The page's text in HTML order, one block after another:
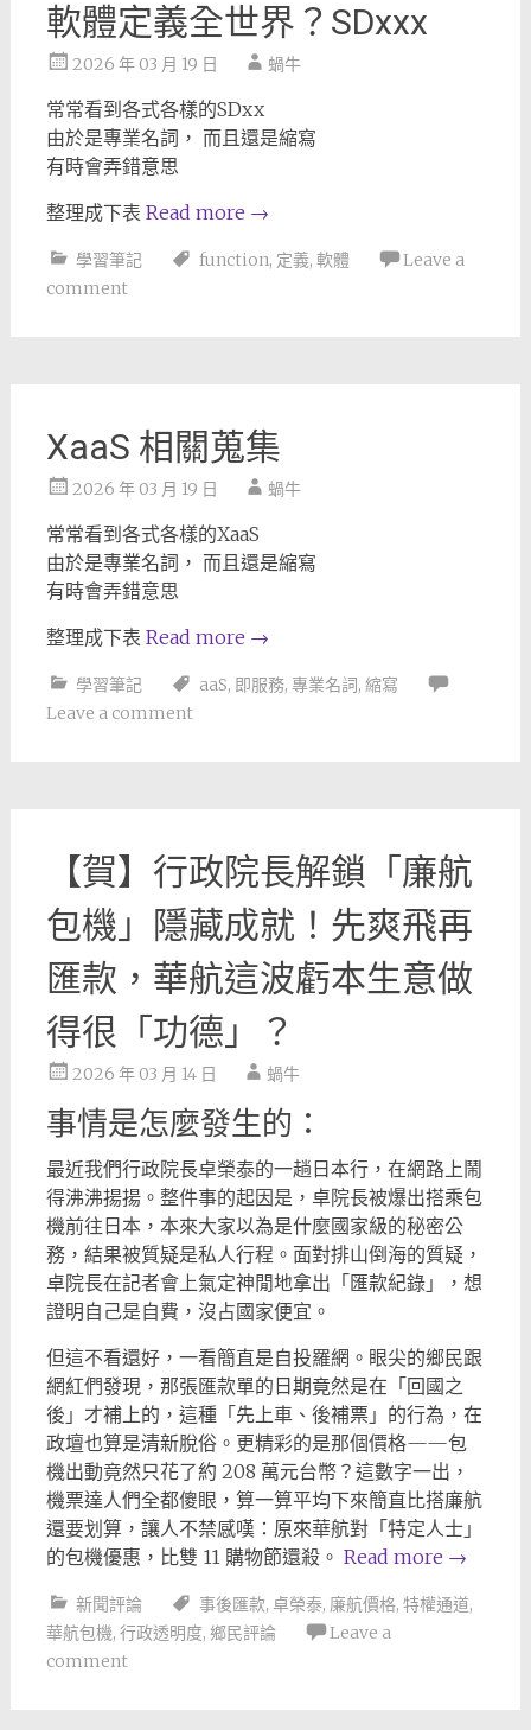
軟體定義全世界？SDxxx
2026 年 03 月 19 日 蝸牛
常常看到各式各樣的SDxx
由於是專業名詞， 而且還是縮寫
有時會弄錯意思
整理成下表 Read more →
學習筆記 function, 定義, 軟體
Leave a
comment
XaaS 相關蒐集
2026 年 03 月 19 日 蝸牛
常常看到各式各樣的XaaS
由於是專業名詞， 而且還是縮寫
有時會弄錯意思
整理成下表 Read more →
學習筆記 aaS, 即服務, 專業名詞, 縮寫
Leave a comment
【賀】行政院長解鎖「廉航
包機」隱藏成就！先爽飛再
匯款，華航這波虧本生意做
得很「功德」？
2026 年 03 月 14 日 蝸牛
事情是怎麼發生的：
最近我們行政院長卓榮泰的一趟日本行，在網路上鬧
得沸沸揚揚。整件事的起因是，卓院長被爆出搭乘包
機前往日本，本來大家以為是什麼國家級的秘密公
務，結果被質疑是私人行程。面對排山倒海的質疑，
卓院長在記者會上氣定神閒地拿出「匯款紀錄」，想
證明自己是自費，沒占國家便宜。
但這不看還好，一看簡直是自投羅網。眼尖的鄉民跟
網紅們發現，那張匯款單的日期竟然是在「回國之
後」才補上的，這種「先上車、後補票」的行為，在
政壇也算是清新脫俗。更精彩的是那個價格——包
機出動竟然只花了約 208 萬元台幣？這數字一出，
機票達人們全都傻眼，算一算平均下來簡直比搭廉航
還要划算，讓人不禁感嘆：原來華航對「特定人士」
的包機優惠，比雙 11 購物節還殺。 Read more →
新聞評論 事後匯款, 卓榮泰, 廉航價格, 特權通道,
華航包機, 行政透明度, 鄉民評論
Leave a
comment